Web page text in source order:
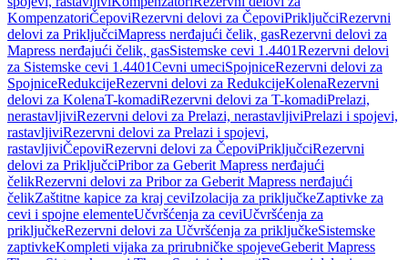
KompenzatoriČepoviRezervni delovi za ČepoviPriključciRezervni
delovi za PriključciMapress nerđajući čelik, gasRezervni delovi za
Mapress nerđajući čelik, gasSistemske cevi 1.4401Rezervni delovi
za Sistemske cevi 1.4401Cevni umeciSpojniceRezervni delovi za
SpojniceRedukcijeRezervni delovi za RedukcijeKolenaRezervni
delovi za KolenaT-komadiRezervni delovi za T-komadiPrelazi,
nerastavljiviRezervni delovi za Prelazi, nerastavljiviPrelazi i spojevi,
rastavljiviRezervni delovi za Prelazi i spojevi,
rastavljiviČepoviRezervni delovi za ČepoviPriključciRezervni
delovi za PriključciPribor za Geberit Mapress nerđajući
čelikRezervni delovi za Pribor za Geberit Mapress nerđajući
čelikZaštitne kapice za kraj ceviIzolacija za priključkeZaptivke za
cevi i spojne elementeUčvršćenja za ceviUčvršćenja za
priključkeRezervni delovi za Učvršćenja za priključkeSistemske
zaptivkeKompleti vijaka za prirubničke spojeveGeberit Mapress